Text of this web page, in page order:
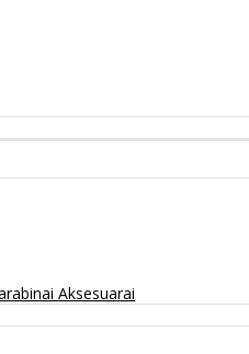
Aksesuarai